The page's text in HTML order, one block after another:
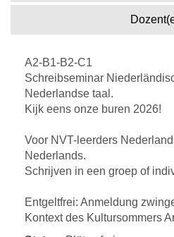
A2-B1-B2-C1
Schreibseminar
Nederlandse taal.
Kijk eens onze buren 2026!
Voor NVT-leerders
Nederlands.
Schrijven in een groep of
Entgeltfrei: Anmeldung
Kontext des Kultursommers